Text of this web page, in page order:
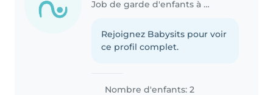
Job de garde d'enfants à Annecy
Rejoignez Babysits pour voir
ce profil complet.
Nombre d'enfants: 2